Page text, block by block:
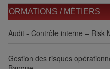
FORMATIONS / MÉTIERS
Audit - Contrôle interne – Risk
Gestion des risques